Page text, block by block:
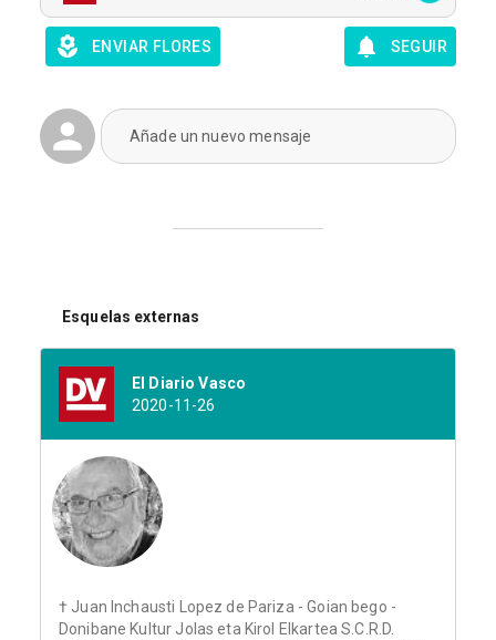
ENVIAR FLORES SEGUIR
Añade un nuevo mensaje
Esquelas externas
El Diario Vasco
2020-11-26
† Juan Inchausti Lopez de Pariza - Goian bego -
Donibane Kultur Jolas eta Kirol Elkartea S.C.R.D.